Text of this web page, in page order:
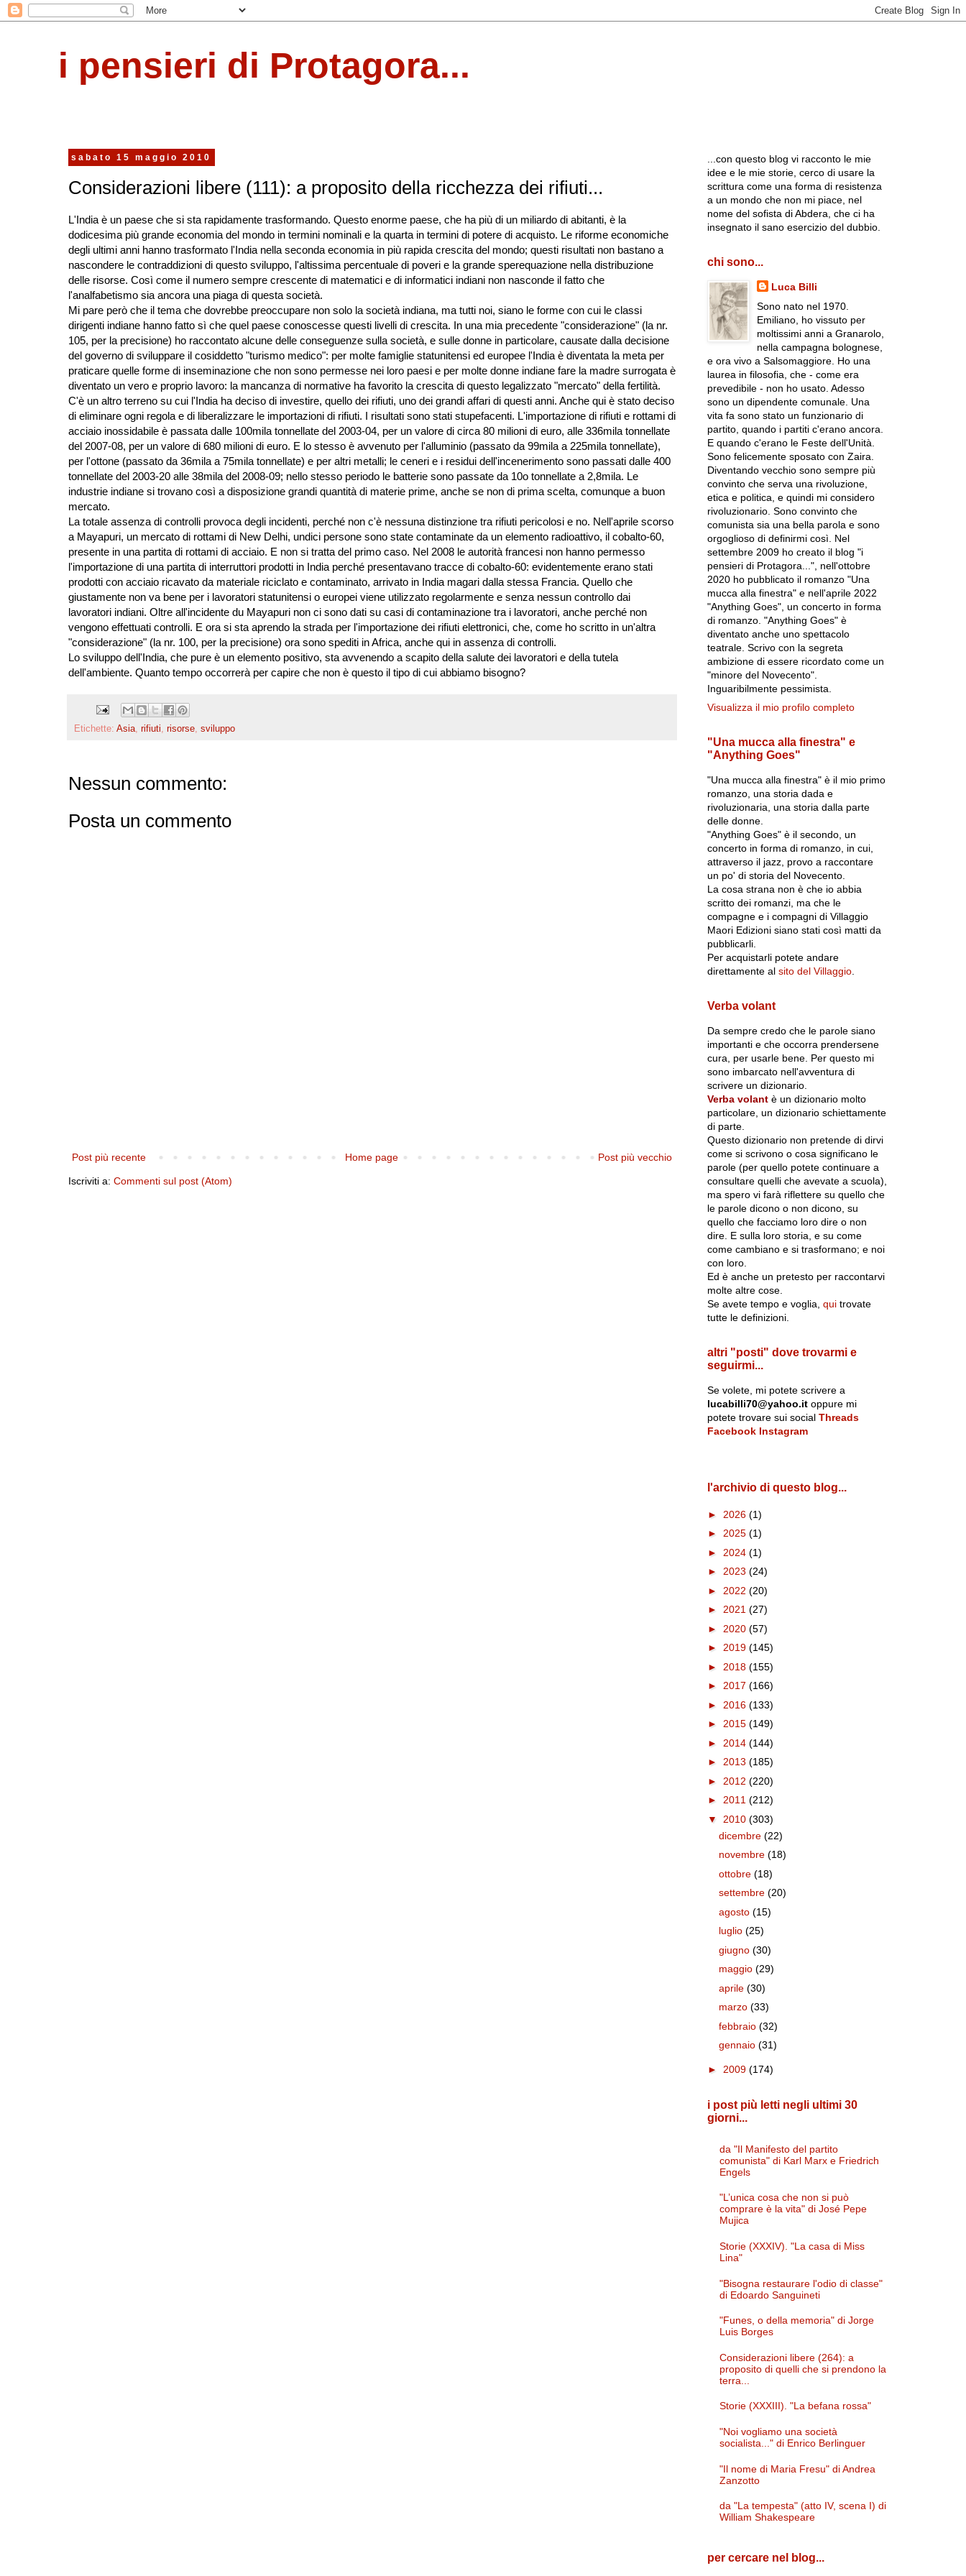
i pensieri di Protagora...
sabato 15 maggio 2010
Considerazioni libere (111): a proposito della ricchezza dei rifiuti...
L'India è un paese che si sta rapidamente trasformando. Questo enorme paese, che ha più di un miliardo di abitanti, è la
dodicesima più grande economia del mondo in termini nominali e la quarta in termini di potere di acquisto. Le riforme economiche
degli ultimi anni hanno trasformato l'India nella seconda economia in più rapida crescita del mondo; questi risultati non bastano a
nascondere le contraddizioni di questo sviluppo, l'altissima percentuale di poveri e la grande sperequazione nella distribuzione
delle risorse. Così come il numero sempre crescente di matematici e di informatici indiani non nasconde il fatto che
l'analfabetismo sia ancora una piaga di questa società.
Mi pare però che il tema che dovrebbe preoccupare non solo la società indiana, ma tutti noi, siano le forme con cui le classi
dirigenti indiane hanno fatto sì che quel paese conoscesse questi livelli di crescita. In una mia precedente "considerazione" (la nr.
105, per la precisione) ho raccontato alcune delle conseguenze sulla società, e sulle donne in particolare, causate dalla decisione
del governo di sviluppare il cosiddetto "turismo medico": per molte famiglie statunitensi ed europee l'India è diventata la meta per
praticare quelle forme di inseminazione che non sono permesse nei loro paesi e per molte donne indiane fare la madre surrogata è
diventato un vero e proprio lavoro: la mancanza di normative ha favorito la crescita di questo legalizzato "mercato" della fertilità.
C'è un altro terreno su cui l'India ha deciso di investire, quello dei rifiuti, uno dei grandi affari di questi anni. Anche qui è stato deciso
di eliminare ogni regola e di liberalizzare le importazioni di rifiuti. I risultati sono stati stupefacenti. L'importazione di rifiuti e rottami di
acciaio inossidabile è passata dalle 100mila tonnellate del 2003-04, per un valore di circa 80 milioni di euro, alle 336mila tonnellate
del 2007-08, per un valore di 680 milioni di euro. E lo stesso è avvenuto per l'alluminio (passato da 99mila a 225mila tonnellate),
per l'ottone (passato da 36mila a 75mila tonnellate) e per altri metalli; le ceneri e i residui dell'incenerimento sono passati dalle 400
tonnellate del 2003-20 alle 38mila del 2008-09; nello stesso periodo le batterie sono passate da 10o tonnellate a 2,8mila. Le
industrie indiane si trovano così a disposizione grandi quantità di materie prime, anche se non di prima scelta, comunque a buon
mercato.
La totale assenza di controlli provoca degli incidenti, perché non c'è nessuna distinzione tra rifiuti pericolosi e no. Nell'aprile scorso
a Mayapuri, un mercato di rottami di New Delhi, undici persone sono state contaminate da un elemento radioattivo, il cobalto-60,
presente in una partita di rottami di acciaio. E non si tratta del primo caso. Nel 2008 le autorità francesi non hanno permesso
l'importazione di una partita di interruttori prodotti in India perché presentavano tracce di cobalto-60: evidentemente erano stati
prodotti con acciaio ricavato da materiale riciclato e contaminato, arrivato in India magari dalla stessa Francia. Quello che
giustamente non va bene per i lavoratori statunitensi o europei viene utilizzato regolarmente e senza nessun controllo dai
lavoratori indiani. Oltre all'incidente du Mayapuri non ci sono dati su casi di contaminazione tra i lavoratori, anche perché non
vengono effettuati controlli. E ora si sta aprendo la strada per l'importazione dei rifiuti elettronici, che, come ho scritto in un'altra
"considerazione" (la nr. 100, per la precisione) ora sono spediti in Africa, anche qui in assenza di controlli.
Lo sviluppo dell'India, che pure è un elemento positivo, sta avvenendo a scapito della salute dei lavoratori e della tutela
dell'ambiente. Quanto tempo occorrerà per capire che non è questo il tipo di cui abbiamo bisogno?
Etichette: Asia, rifiuti risorse, sviluppo
Nessun commento:
Posta un commento
Post più recente Post più vecchio
Home page
Iscriviti a: Commenti sul post (Atom)
...con questo blog vi racconto le mie
idee e le mie storie, cerco di usare la
scrittura come una forma di resistenza
a un mondo che non mi piace, nel
nome del sofista di Abdera, che ci ha
insegnato il sano esercizio del dubbio.
chi sono...
Luca Billi
Sono nato nel 1970.
Emiliano, ho vissuto per
moltissimi anni a Granarolo,
nella campagna bolognese,
e ora vivo a Salsomaggiore. Ho una
laurea in filosofia, che - come era
prevedibile - non ho usato. Adesso
sono un dipendente comunale. Una
vita fa sono stato un funzionario di
partito, quando i partiti c'erano ancora.
E quando c'erano le Feste dell'Unità.
Sono felicemente sposato con Zaira.
Diventando vecchio sono sempre più
convinto che serva una rivoluzione,
etica e politica, e quindi mi considero
rivoluzionario. Sono convinto che
comunista sia una bella parola e sono
orgoglioso di definirmi così. Nel
settembre 2009 ho creato il blog "i
pensieri di Protagora...", nell'ottobre
2020 ho pubblicato il romanzo "Una
mucca alla finestra" e nell'aprile 2022
"Anything Goes", un concerto in forma
di romanzo. "Anything Goes" è
diventato anche uno spettacolo
teatrale. Scrivo con la segreta
ambizione di essere ricordato come un
"minore del Novecento".
Inguaribilmente pessimista.
Visualizza il mio profilo completo
"Una mucca alla finestra" e
"Anything Goes"
"Una mucca alla finestra" è il mio primo
romanzo, una storia dada e
rivoluzionaria, una storia dalla parte
delle donne.
"Anything Goes" è il secondo, un
concerto in forma di romanzo, in cui,
attraverso il jazz, provo a raccontare
un po' di storia del Novecento.
La cosa strana non è che io abbia
scritto dei romanzi, ma che le
compagne e i compagni di Villaggio
Maori Edizioni siano stati così matti da
pubblicarli.
Per acquistarli potete andare
direttamente al sito del Villaggio.
Verba volant
Da sempre credo che le parole siano
importanti e che occorra prendersene
cura, per usarle bene. Per questo mi
sono imbarcato nell'avventura di
scrivere un dizionario.
Verba volantè un dizionario molto
particolare, un dizionario schiettamente
di parte.
Questo dizionario non pretende di dirvi
come si scrivono o cosa significano le
parole (per quello potete continuare a
consultare quelli che avevate a scuola),
ma spero vi farà riflettere su quello che
le parole dicono o non dicono, su
quello che facciamo loro dire o non
dire. E sulla loro storia, e su come
come cambiano e si trasformano; e noi
con loro.
Ed è anche un pretesto per raccontarvi
molte altre cose.
Se avete tempo e voglia, quitrovate
tutte le definizioni.
altri "posti" dove trovarmi e
seguirmi...
Se volete, mi potete scrivere a
lucabilli70@yahoo.itoppure mi
potete trovare sui social Threads
Facebook Instagram
l'archivio di questo blog...
► 2026 (1)
► 2025 (1)
► 2024 (1)
► 2023 (24)
► 2022 (20)
► 2021 (27)
► 2020 (57)
► 2019 (145)
► 2018 (155)
► 2017 (166)
► 2016 (133)
► 2015 (149)
► 2014 (144)
► 2013 (185)
► 2012 (220)
► 2011 (212)
▼ 2010 (303)
dicembre(22)
novembre(18)
ottobre(18)
settembre(20)
agosto(15)
luglio(25)
giugno(30)
maggio(29)
aprile(30)
marzo(33)
febbraio(32)
gennaio(31)
► 2009 (174)
i post più letti negli ultimi 30
giorni...
da "Il Manifesto del partito
comunista" di Karl Marx e Friedrich
Engels
"L’unica cosa che non si può
comprare è la vita" di José Pepe
Mujica
Storie (XXXIV). "La casa di Miss
Lina"
"Bisogna restaurare l'odio di classe"
di Edoardo Sanguineti
"Funes, o della memoria" di Jorge
Luis Borges
Considerazioni libere (264): a
proposito di quelli che si prendono la
terra...
Storie (XXXIII). "La befana rossa"
"Noi vogliamo una società
socialista..." di Enrico Berlinguer
"Il nome di Maria Fresu" di Andrea
Zanzotto
da "La tempesta" (atto IV, scena I) di
William Shakespeare
per cercare nel blog...